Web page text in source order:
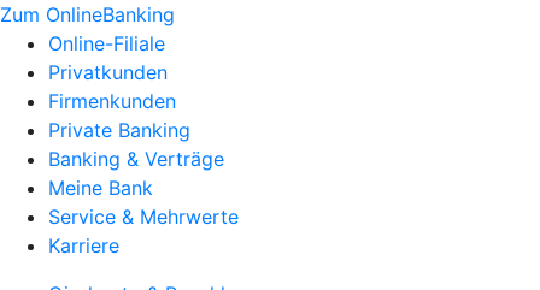
Zum OnlineBanking
Online-Filiale
Privatkunden
Firmenkunden
Private Banking
Banking & Verträge
Meine Bank
Service & Mehrwerte
Karriere